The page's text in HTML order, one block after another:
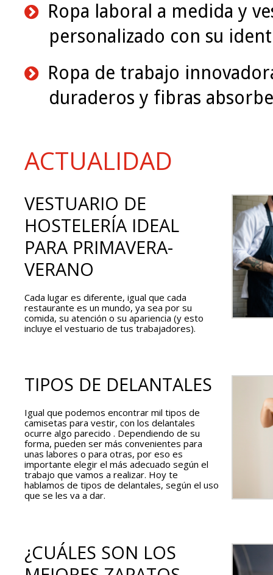
Ropa laboral a medida y
personalizado con su
Ropa de trabajo
duraderos y fibras
ACTUALIDAD
VESTUARIO DE
HOSTELERÍA IDEAL
PARA PRIMAVERA-
VERANO
Cada lugar es diferente, igual que cada
restaurante es un mundo, ya sea por su
comida, su atención o su apariencia (y esto
incluye el vestuario de tus trabajadores).
TIPOS DE DELANTALES
Igual que podemos encontrar mil tipos de
camisetas para vestir, con los delantales
ocurre algo parecido . Dependiendo de su
forma, pueden ser más convenientes para
unas labores o para otras, por eso es
importante elegir el más adecuado según el
trabajo que vamos a realizar. Hoy te
hablamos de tipos de delantales, según el uso
que se les va a dar.
¿CUÁLES SON LOS